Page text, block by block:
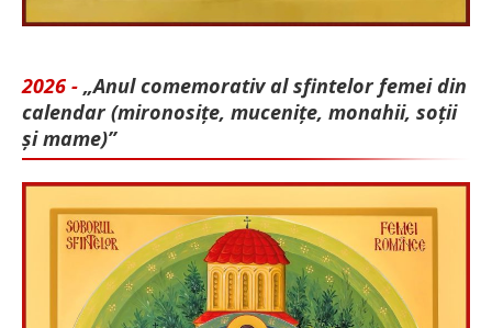
2026 - „Anul comemorativ al sfintelor femei din
calendar (mironosițe, mu­cenițe, monahii, soții
și mame)”